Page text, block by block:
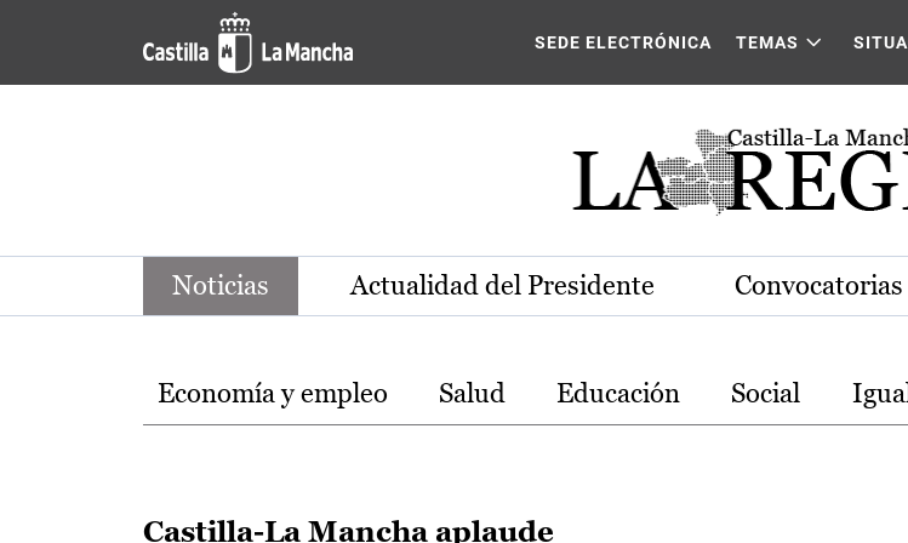
Pasar al contenido principal
Noticias de la región de Castilla-La Mancha
SEDE ELECTRÓNICA TEMAS
Noticias Actualidad del Presidente Convocatorias
Temas
Economía y empleo Salud Educación Social
Castilla-La Mancha aplaude